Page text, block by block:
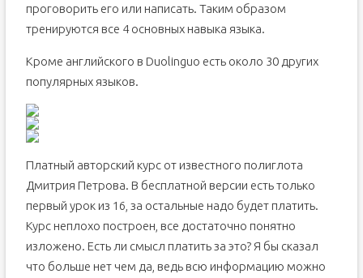
проговорить его или написать. Таким образом
тренируются все 4 основных навыка языка.
Кроме английского в Duolinguo есть около 30 других
популярных языков.
Платный авторский курс от известного полиглота
Дмитрия Петрова. В бесплатной версии есть только
первый урок из 16, за остальные надо будет платить.
Курс неплохо построен, все достаточно понятно
изложено. Есть ли смысл платить за это? Я бы сказал
что больше нет чем да, ведь всю информацию можно